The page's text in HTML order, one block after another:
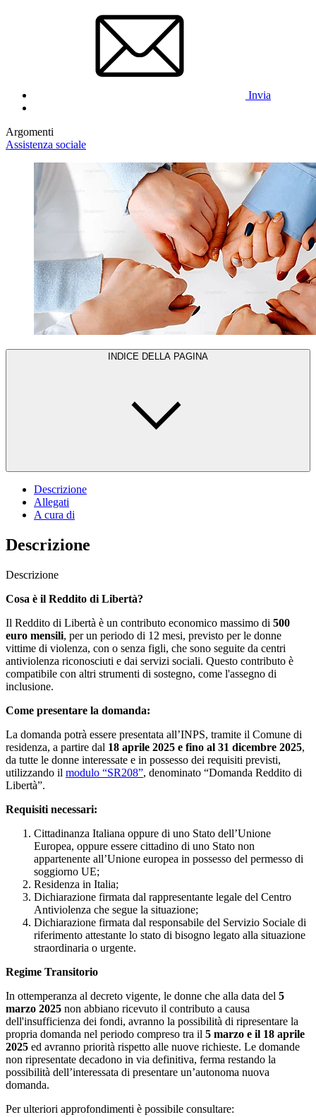
Invia
Argomenti
Assistenza sociale
INDICE DELLA PAGINA
Descrizione
Allegati
A cura di
Descrizione
Descrizione
Cosa è il Reddito di Libertà?
Il Reddito di Libertà è un contributo economico massimo di 500
euro mensili, per un periodo di 12 mesi, previsto per le donne
vittime di violenza, con o senza figli, che sono seguite da centri
antiviolenza riconosciuti e dai servizi sociali. Questo contributo è
compatibile con altri strumenti di sostegno, come l'assegno di
inclusione.
Come presentare la domanda:
La domanda potrà essere presentata all’INPS, tramite il Comune di
residenza, a partire dal 18 aprile 2025 e fino al 31 dicembre 2025,
da tutte le donne interessate e in possesso dei requisiti previsti,
utilizzando il modulo “SR208”, denominato “Domanda Reddito di
Libertà”.
Requisiti necessari:
Cittadinanza Italiana oppure di uno Stato dell’Unione
Europea, oppure essere cittadino di uno Stato non
appartenente all’Unione europea in possesso del permesso di
soggiorno UE;
Residenza in Italia;
Dichiarazione firmata dal rappresentante legale del Centro
Antiviolenza che segue la situazione;
Dichiarazione firmata dal responsabile del Servizio Sociale di
riferimento attestante lo stato di bisogno legato alla situazione
straordinaria o urgente.
Regime Transitorio
In ottemperanza al decreto vigente, le donne che alla data del 5
marzo 2025 non abbiano ricevuto il contributo a causa
dell'insufficienza dei fondi, avranno la possibilità di ripresentare la
propria domanda nel periodo compreso tra il 5 marzo e il 18 aprile
2025 ed avranno priorità rispetto alle nuove richieste. Le domande
non ripresentate decadono in via definitiva, ferma restando la
possibilità dell’interessata di presentare un’autonoma nuova
domanda.
Per ulteriori approfondimenti è possibile consultare: